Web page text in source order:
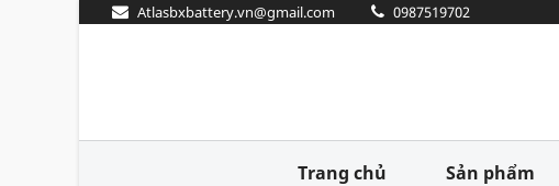
Atlasbxbattery.vn@gmail.com 0987519702
Trang chủ Sản phẩm